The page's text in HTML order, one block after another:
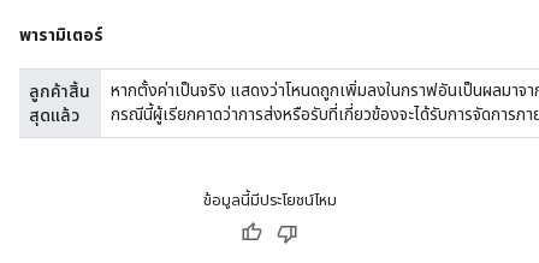
พารามิเตอร์
ลูกค้าสิ้น
สุดแล้ว
หากตั้งค่าเป็นจริง แสดงว่าโหนดถูกเพิ่มลงในกราฟอันเป็นผลมา
กรณีนี้ผู้เรียกคาดว่าการส่งหรือรับที่เกี่ยวข้องจะได้รับการจัดการภา
ข้อมูลนี้มีประโยชน์ไหม